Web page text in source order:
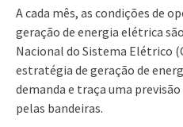
A cada mês, as condições de
geração de energia elétrica
Nacional do Sistema Elétrico
estratégia de geração de
demanda e traça uma
pelas bandeiras.